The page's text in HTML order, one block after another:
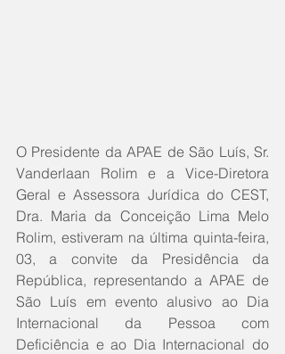
O Presidente da APAE de São Luís, Sr.
Vanderlaan Rolim e a Vice-Diretora
Geral e Assessora Jurídica do CEST,
Dra. Maria da Conceição Lima Melo
Rolim, estiveram na última quinta-feira,
03, a convite da Presidência da
República, representando a APAE de
São Luís em evento alusivo ao Dia
Internacional da Pessoa com
Deficiência e ao Dia Internacional do